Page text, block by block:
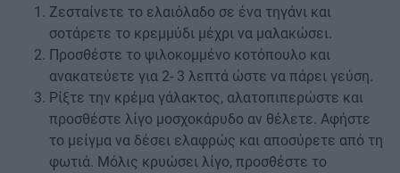
Ζεσταίνετε το ελαιόλαδο σε ένα τηγάνι και
σοτάρετε το κρεμμύδι μέχρι να μαλακώσει.
Προσθέστε το ψιλοκομμένο κοτόπουλο και
ανακατεύετε για 2- 3 λεπτά ώστε να πάρει γεύση.
Ρίξτε την κρέμα γάλακτος, αλατοπιπερώστε και
προσθέστε λίγο μοσχοκάρυδο αν θέλετε. Αφήστε
το μείγμα να δέσει ελαφρώς και αποσύρετε από τη
φωτιά. Μόλις κρυώσει λίγο, προσθέστε το